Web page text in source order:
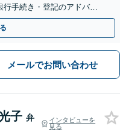
手続き・登記のアドバイ
あり】
メールでお問い合わせ
子 弁
インタビューを
見る